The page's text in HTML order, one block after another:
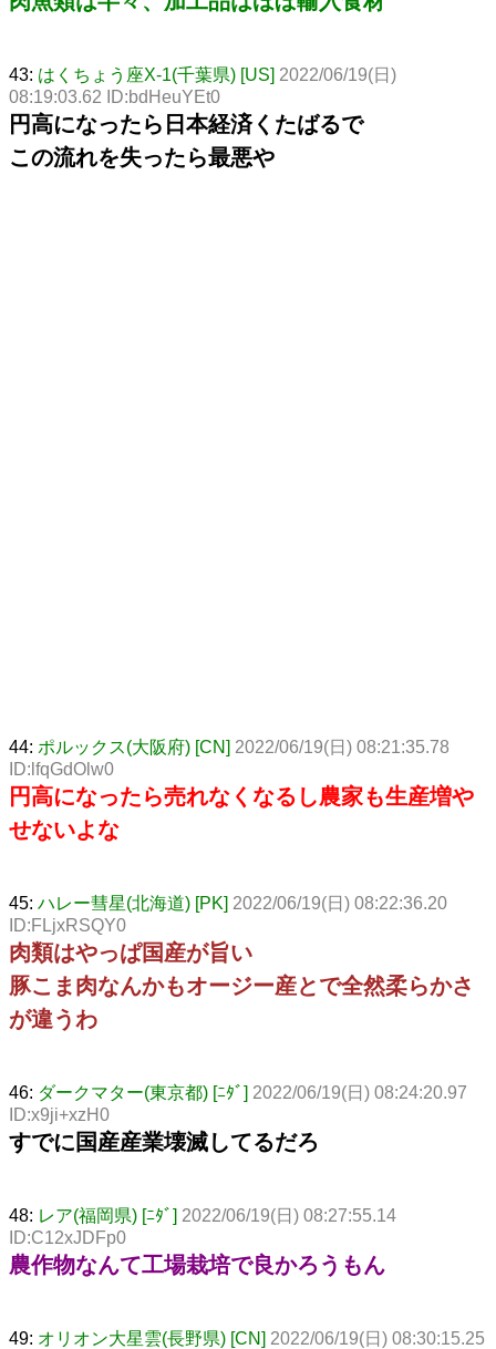
43: はくちょう座X-1(千葉県) [US] 2022/06/19(日)
08:19:03.62 ID:bdHeuYEt0
円高になったら日本経済くたばるで
この流れを失ったら最悪や
44: ポルックス(大阪府) [CN] 2022/06/19(日) 08:21:35.78
ID:lfqGdOlw0
円高になったら売れなくなるし農家も生産増や
せないよな
45: ハレー彗星(北海道) [PK] 2022/06/19(日) 08:22:36.20
ID:FLjxRSQY0
肉類はやっぱ国産が旨い
豚こま肉なんかもオージー産とで全然柔らかさ
が違うわ
46: ダークマター(東京都) [ﾆﾀﾞ] 2022/06/19(日) 08:24:20.97
ID:x9ji+xzH0
すでに国産産業壊滅してるだろ
48: レア(福岡県) [ﾆﾀﾞ] 2022/06/19(日) 08:27:55.14
ID:C12xJDFp0
農作物なんて工場栽培で良かろうもん
49: オリオン大星雲(長野県) [CN] 2022/06/19(日) 08:30:15.25